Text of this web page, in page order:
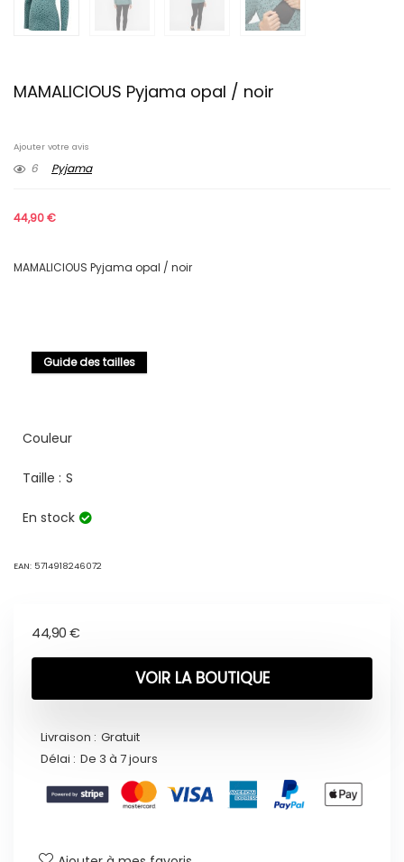
MAMALICIOUS Pyjama opal / noir
Ajouter votre avis
6 Pyjama
44,90€
MAMALICIOUS Pyjama opal / noir
Guide des tailles
Couleur
Taille : S
En stock
EAN: 5714918246072
44,90 €
VOIR LA BOUTIQUE
Livraison : Gratuit
Délai : De 3 à 7 jours